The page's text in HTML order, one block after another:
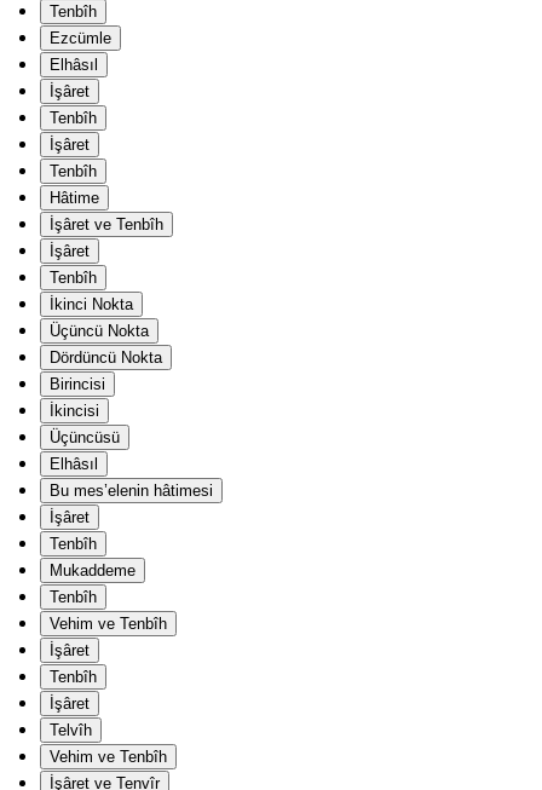
Tenbîh
Ezcümle
Elhâsıl
İşâret
Tenbîh
İşâret
Tenbîh
Hâtime
İşâret ve Tenbîh
İşâret
Tenbîh
İkinci Nokta
Üçüncü Nokta
Dördüncü Nokta
Birincisi
İkincisi
Üçüncüsü
Elhâsıl
Bu mes’elenin hâtimesi
İşâret
Tenbîh
Mukaddeme
Tenbîh
Vehim ve Tenbîh
İşâret
Tenbîh
İşâret
Telvîh
Vehim ve Tenbîh
İşâret ve Tenvîr